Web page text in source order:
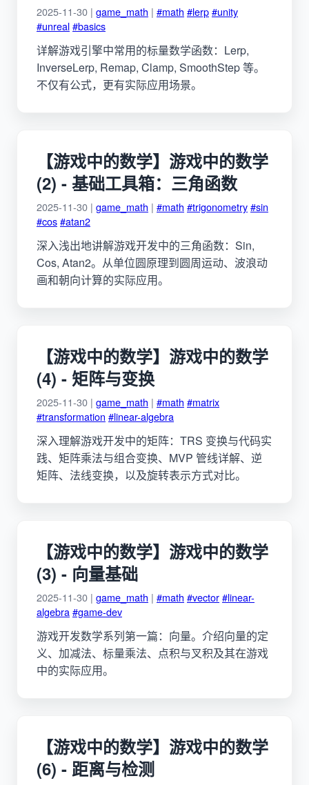
2025-11-30 | game_math | #math #lerp#unity
#unreal#basics
详解游戏引擎中常用的标量数学函数：Lerp,
InverseLerp, Remap, Clamp, SmoothStep 等。
不仅有公式，更有实际应用场景。
【游戏中的数学】游戏中的数学
(2) - 基础工具箱：三角函数
2025-11-30 | game_math | #math #trigonometry#sin
#cos#atan2
深入浅出地讲解游戏开发中的三角函数：Sin,
Cos, Atan2。从单位圆原理到圆周运动、波浪动
画和朝向计算的实际应用。
【游戏中的数学】游戏中的数学
(4) - 矩阵与变换
2025-11-30 | game_math | #math #matrix
#transformation #linear-algebra
深入理解游戏开发中的矩阵：TRS 变换与代码实
践、矩阵乘法与组合变换、MVP 管线详解、逆
矩阵、法线变换，以及旋转表示方式对比。
【游戏中的数学】游戏中的数学
(3) - 向量基础
2025-11-30 | game_math | #math #vector#linear-
algebra#game-dev
游戏开发数学系列第一篇：向量。介绍向量的定
义、加减法、标量乘法、点积与叉积及其在游戏
中的实际应用。
【游戏中的数学】游戏中的数学
(6) - 距离与检测